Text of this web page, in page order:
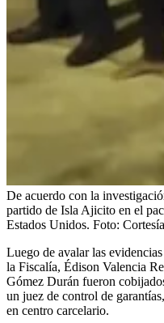
De acuerdo con la
partido de Isla Ajicito en el
Estados Unidos. Foto:
Luego de avalar las
la Fiscalía, Édison Valencia
Gómez Durán fueron
un juez de control de
en centro carcelario.